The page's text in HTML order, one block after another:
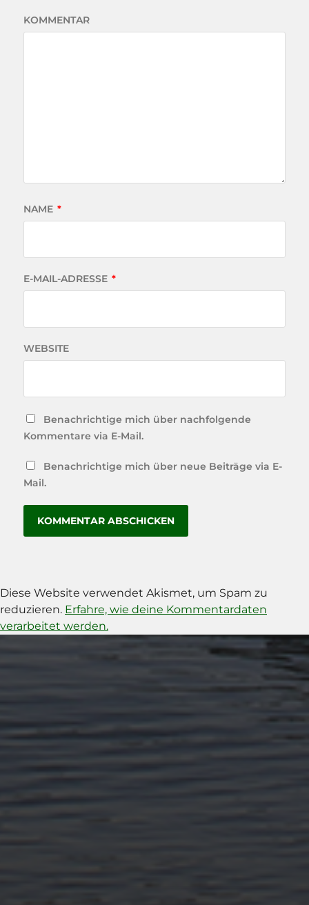
KOMMENTAR
NAME *
E-MAIL-ADRESSE *
WEBSITE
Benachrichtige mich über nachfolgende
Kommentare via E-Mail.
Benachrichtige mich über neue Beiträge via E-
Mail.
Diese Website verwendet Akismet, um Spam zu
reduzieren. Erfahre, wie deine Kommentardaten
verarbeitet werden.
BILDER SAMMELN 0291